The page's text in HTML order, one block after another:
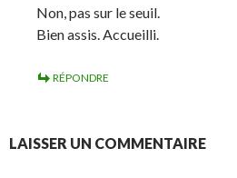
Non, pas sur le seuil.
Bien assis. Accueilli.
RÉPONDRE
LAISSER UN COMMENTAIRE